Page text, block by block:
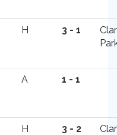
H 3 - 1
A 1 - 1
H 3 - 2